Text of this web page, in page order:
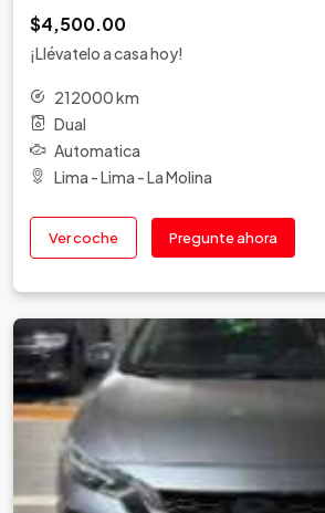
$4,500.00
¡Llévatelo a casa hoy!
212000 km
Dual
Automatica
Lima - Lima - La Molina
Ver coche Pregunte ahora